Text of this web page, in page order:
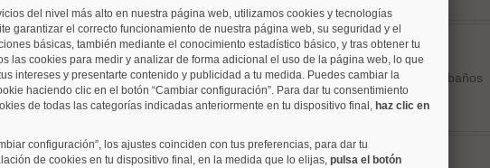
70 m² 2 dorm. 2 baños
del nivel más alto en nuestra página web, utilizamos cookies y tecnologías
garantizar el correcto funcionamiento de nuestra página web, su seguridad y el
básicas, también mediante el conocimiento estadístico básico, y tras obtener tu
las cookies para medir y analizar de forma adicional el uso de la página web, lo que
intereses y presentarte contenido y publicidad a tu medida. Puedes cambiar la
haciendo clic en el botón “Cambiar configuración”. Para dar tu consentimiento
de todas las categorías indicadas anteriormente en tu dispositivo final, haz clic en
configuración”, los ajustes coinciden con tus preferencias, para dar tu
de cookies en tu dispositivo final, en la medida que lo elijas, pulsa el botón